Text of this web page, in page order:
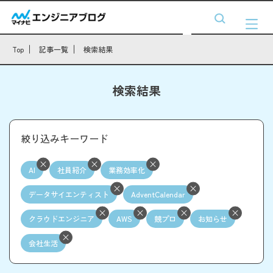
Top 記事一覧 検索結果
検索結果
絞り込みキーワード
AI 社員紹介 業務効率化
データサイエンティスト AdventCalendar
クラウドエンジニア AWS 競プロ お知らせ
会社生活